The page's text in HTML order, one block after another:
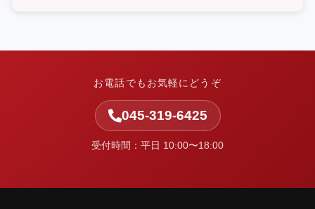
を整理し、実行まで伴走します。
お電話でもお気軽にどうぞ
045-319-6425
受付時間：平日 10:00〜18:00